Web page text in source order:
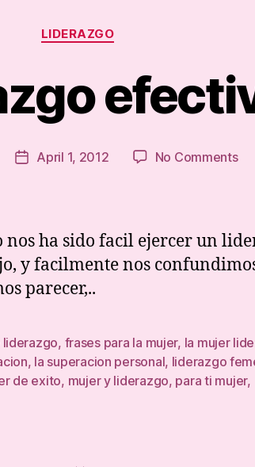
Categories
LIDERAZGO
PostApril 1, 2012 No Commentson
nos ha sido facil ejercer un
y facilmente nos
parecer,..
, frases para la mujer, la mujer
, la superacion personal, liderazgo
de exito, mujer y liderazgo, para ti mujer,